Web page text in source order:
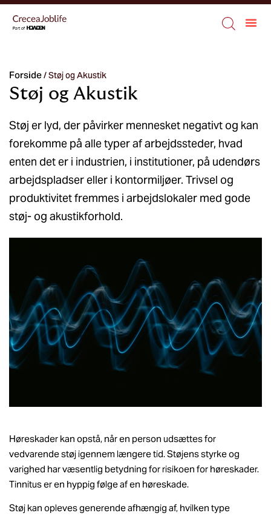
Forside/Støj og Akustik
Støj og Akustik
Støj er lyd, der påvirker mennesket negativt og kan
forekomme på alle typer af arbejdssteder, hvad
enten det er i industrien, i institutioner, på udendørs
arbejdspladser eller i kontormiljøer. Trivsel og
produktivitet fremmes i arbejdslokaler med gode
støj- og akustikforhold.
Høreskader kan opstå, når en person udsættes for
vedvarende støj igennem længere tid. Støjens styrke og
varighed har væsentlig betydning for risikoen for høreskader.
Tinnitus er en hyppig følge af en høreskade.
Støj kan opleves generende afhængig af, hvilken type